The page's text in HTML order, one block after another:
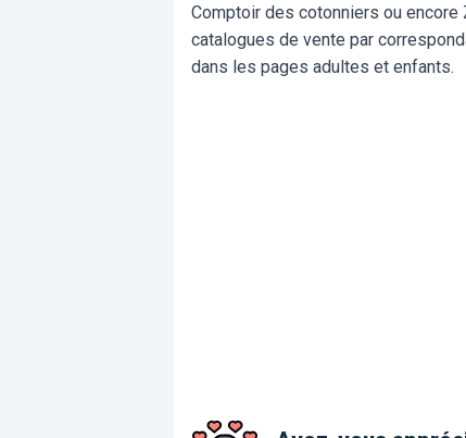
Comptoir des cotonniers ou
catalogues de vente par
dans les pages adultes et enfants.